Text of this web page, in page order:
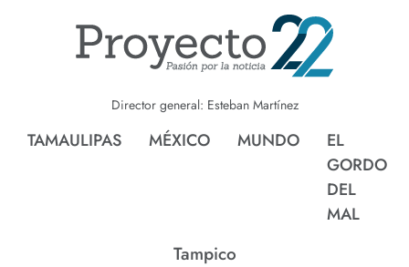
Director general: Esteban Martínez
TAMAULIPAS MÉXICO MUNDO
EL
GORDO
DEL
MAL
Tampico